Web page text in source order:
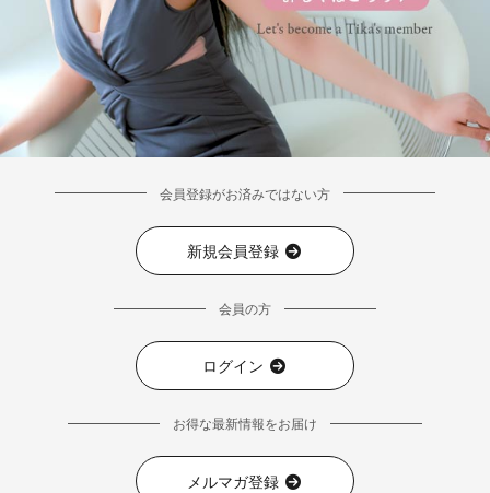
会員登録がお済みではない方
新規会員登録
会員の方
ログイン
お得な最新情報をお届け
メルマガ登録